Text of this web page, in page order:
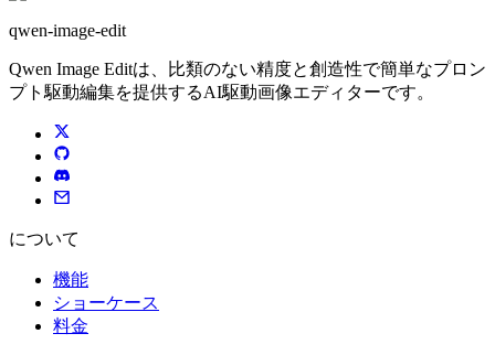
qwen-image-edit
Qwen Image Editは、比類のない精度と創造性で簡単なプロン
プト駆動編集を提供するAI駆動画像エディターです。
について
機能
ショーケース
料金